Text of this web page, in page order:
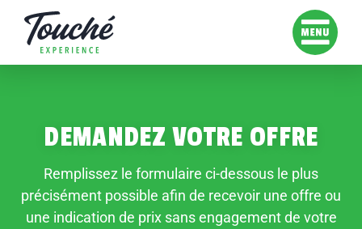
DEMANDEZ VOTRE OFFRE
Remplissez le formulaire ci-dessous le plus
précisément possible afin de recevoir une offre ou
une indication de prix sans engagement de votre